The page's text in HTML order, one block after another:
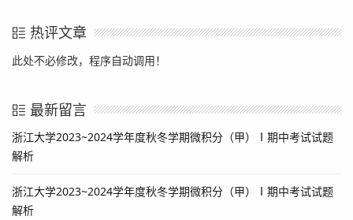
热评文章
此处不必修改，程序自动调用！
最新留言
浙江大学2023~2024学年度秋冬学期微积分（甲）Ⅰ期中考试试题
解析
浙江大学2023~2024学年度秋冬学期微积分（甲）Ⅰ期中考试试题
解析